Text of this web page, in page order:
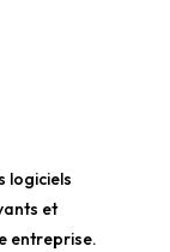
logiciels
et
entreprise.